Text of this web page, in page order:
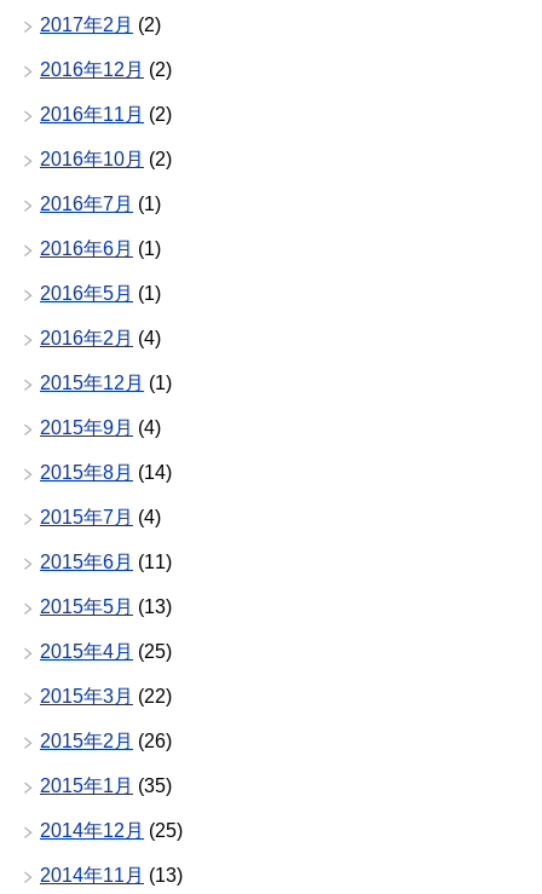
2017年2月 (2)
2016年12月 (2)
2016年11月 (2)
2016年10月 (2)
2016年7月 (1)
2016年6月 (1)
2016年5月 (1)
2016年2月 (4)
2015年12月 (1)
2015年9月 (4)
2015年8月 (14)
2015年7月 (4)
2015年6月 (11)
2015年5月 (13)
2015年4月 (25)
2015年3月 (22)
2015年2月 (26)
2015年1月 (35)
2014年12月 (25)
2014年11月 (13)